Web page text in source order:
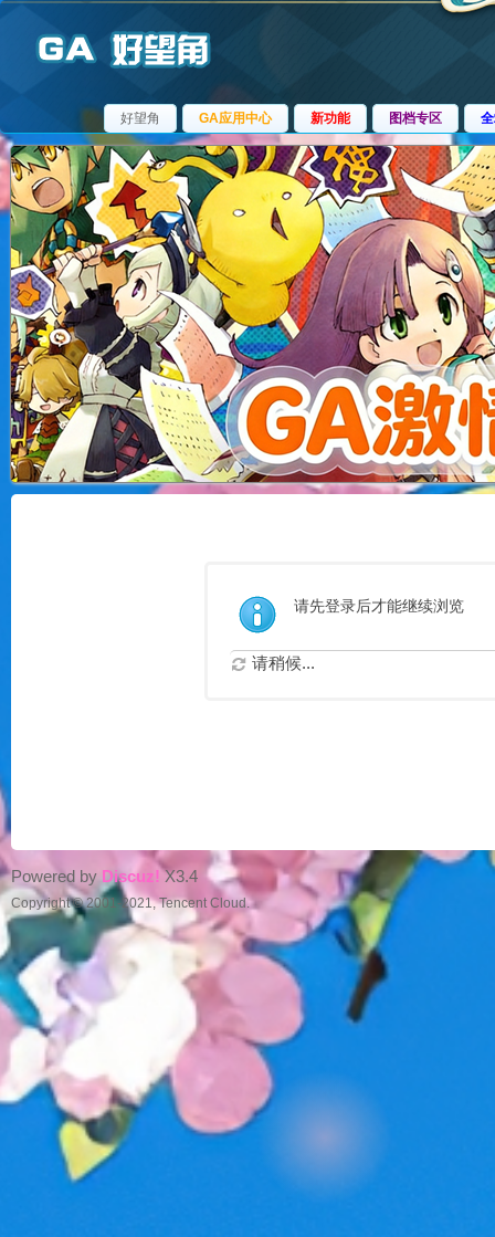
好望角 GA应用中心 新功能 图档专区
请先登录后才能继续浏览
请稍候...
Powered byDiscuz! X3.4
Copyright © 2001-2021, Tencent Cloud.